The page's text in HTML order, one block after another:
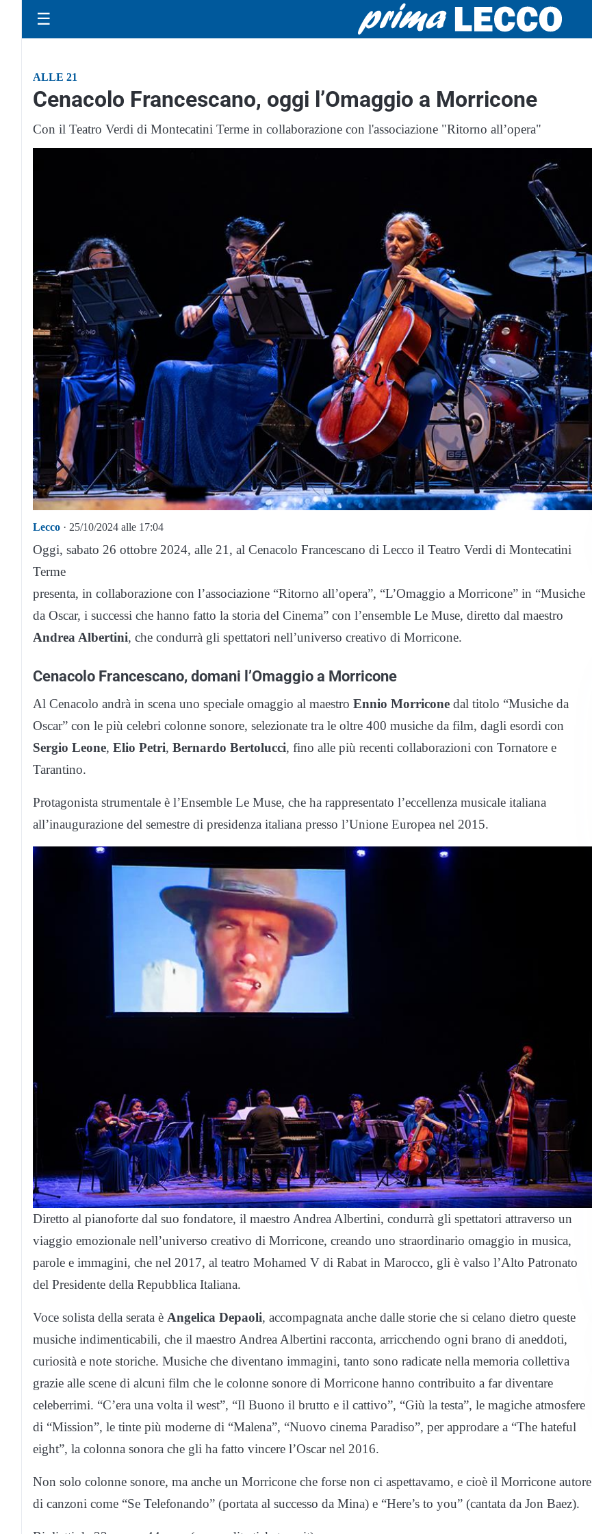
☰
ALLE 21
Cenacolo Francescano, oggi l’Omaggio a Morricone
Con il Teatro Verdi di Montecatini Terme in collaborazione con l'associazione "Ritorno all’opera"
Lecco · 25/10/2024 alle 17:04
Oggi, sabato 26 ottobre 2024, alle 21, al Cenacolo Francescano di Lecco il Teatro Verdi di Montecatini
Terme
presenta, in collaborazione con l’associazione “Ritorno all’opera”, “L’Omaggio a Morricone” in “Musiche
da Oscar, i successi che hanno fatto la storia del Cinema” con l’ensemble Le Muse, diretto dal maestro
Andrea Albertini, che condurrà gli spettatori nell’universo creativo di Morricone.
Cenacolo Francescano, domani l’Omaggio a Morricone
Al Cenacolo andrà in scena uno speciale omaggio al maestro Ennio Morricone dal titolo “Musiche da
Oscar” con le più celebri colonne sonore, selezionate tra le oltre 400 musiche da film, dagli esordi con
Sergio Leone, Elio Petri, Bernardo Bertolucci, fino alle più recenti collaborazioni con Tornatore e
Tarantino.
Protagonista strumentale è l’Ensemble Le Muse, che ha rappresentato l’eccellenza musicale italiana
all’inaugurazione del semestre di presidenza italiana presso l’Unione Europea nel 2015.
Diretto al pianoforte dal suo fondatore, il maestro Andrea Albertini, condurrà gli spettatori attraverso un
viaggio emozionale nell’universo creativo di Morricone, creando uno straordinario omaggio in musica,
parole e immagini, che nel 2017, al teatro Mohamed V di Rabat in Marocco, gli è valso l’Alto Patronato
del Presidente della Repubblica Italiana.
Voce solista della serata è Angelica Depaoli, accompagnata anche dalle storie che si celano dietro queste
musiche indimenticabili, che il maestro Andrea Albertini racconta, arricchendo ogni brano di aneddoti,
curiosità e note storiche. Musiche che diventano immagini, tanto sono radicate nella memoria collettiva
grazie alle scene di alcuni film che le colonne sonore di Morricone hanno contribuito a far diventare
celeberrimi. “C’era una volta il west”, “Il Buono il brutto e il cattivo”, “Giù la testa”, le magiche atmosfere
di “Mission”, le tinte più moderne di “Malena”, “Nuovo cinema Paradiso”, per approdare a “The hateful
eight”, la colonna sonora che gli ha fatto vincere l’Oscar nel 2016.
Non solo colonne sonore, ma anche un Morricone che forse non ci aspettavamo, e cioè il Morricone autore
di canzoni come “Se Telefonando” (portata al successo da Mina) e “Here’s to you” (cantata da Jon Baez).